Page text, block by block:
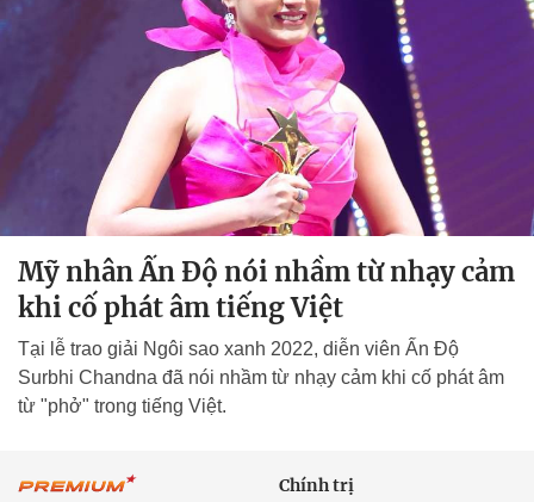
Mỹ nhân Ấn Độ nói nhầm từ nhạy cảm
khi cố phát âm tiếng Việt
Tại lễ trao giải Ngôi sao xanh 2022, diễn viên Ấn Độ
Surbhi Chandna đã nói nhầm từ nhạy cảm khi cố phát âm
từ "phở" trong tiếng Việt.
Chính trị